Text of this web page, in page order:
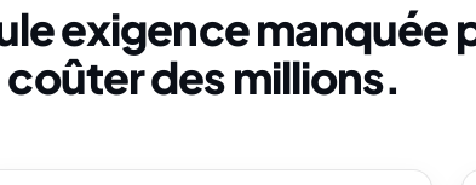
exigence manquée
coûter des millions.